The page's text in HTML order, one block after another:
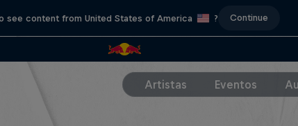
see content from United States of America ? Continue
Artistas Eventos